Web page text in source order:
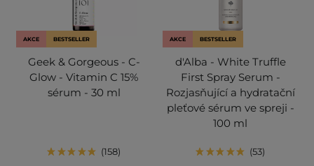
AKCE BESTSELLER
Geek & Gorgeous - C-
Glow - Vitamin C 15%
sérum - 30 ml
158
AKCE BESTSELLER
d'Alba - White Truffle
First Spray Serum -
Rozjasňující a hydratační
pleťové sérum ve spreji -
100 ml
53